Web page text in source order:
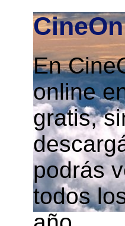
En
online
gratis,
podrás
todos